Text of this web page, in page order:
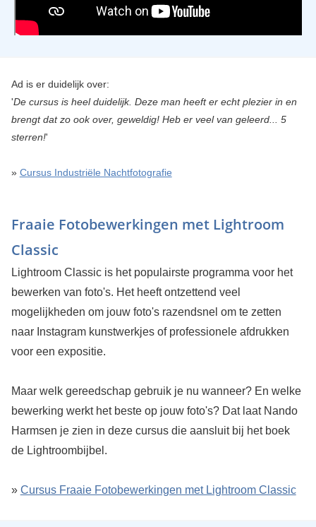
Ad is er duidelijk over:
'De cursus is heel duidelijk. Deze man heeft er echt plezier in en
brengt dat zo ook over, geweldig! Heb er veel van geleerd... 5
sterren!'
» Cursus Industriële Nachtfotografie
Fraaie Fotobewerkingen met Lightroom
Classic
Lightroom Classic is het populairste programma voor het
bewerken van foto's. Het heeft ontzettend veel
mogelijkheden om jouw foto's razendsnel om te zetten
naar Instagram kunstwerkjes of professionele afdrukken
voor een expositie.
Maar welk gereedschap gebruik je nu wanneer? En welke
bewerking werkt het beste op jouw foto's? Dat laat Nando
Harmsen je zien in deze cursus die aansluit bij het boek
de Lightroombijbel.
» Cursus Fraaie Fotobewerkingen met Lightroom Classic